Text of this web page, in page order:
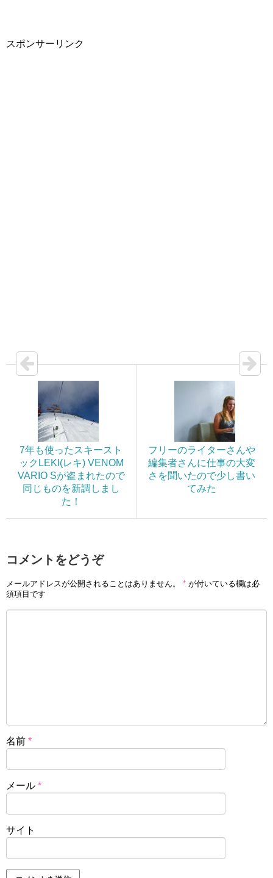
スポンサーリンク
7年も使ったスキースト
ックLEKI(レキ) VENOM
VARIO Sが盗まれたので
同じものを新調しまし
た！
フリーのライターさんや
編集者さんに仕事の大変
さを聞いたので少し書い
てみた
コメントをどうぞ
メールアドレスが公開されることはありません。 * が付いている欄は必
須項目です
名前 *
メール *
サイト